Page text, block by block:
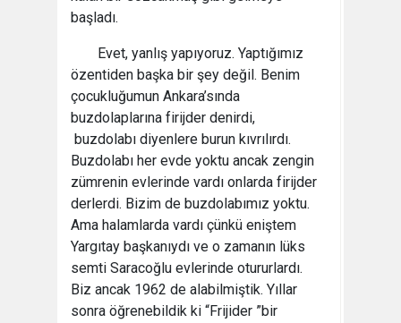
başladı.
Evet, yanlış yapıyoruz. Yaptığımız
özentiden başka bir şey değil. Benim
çocukluğumun Ankara’sında
buzdolaplarına firijder denirdi,
buzdolabı diyenlere burun kıvrılırdı.
Buzdolabı her evde yoktu ancak zengin
zümrenin evlerinde vardı onlarda firijder
derlerdi. Bizim de buzdolabımız yoktu.
Ama halamlarda vardı çünkü eniştem
Yargıtay başkanıydı ve o zamanın lüks
semti Saracoğlu evlerinde otururlardı.
Biz ancak 1962 de alabilmiştik. Yıllar
sonra öğrenebildik ki “Frijider ”bir